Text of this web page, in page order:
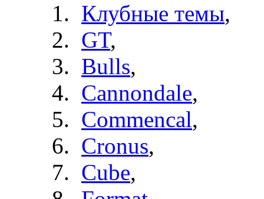
Клубные темы,
GT,
Bulls,
Cannondale,
Commencal,
Cronus,
Cube,